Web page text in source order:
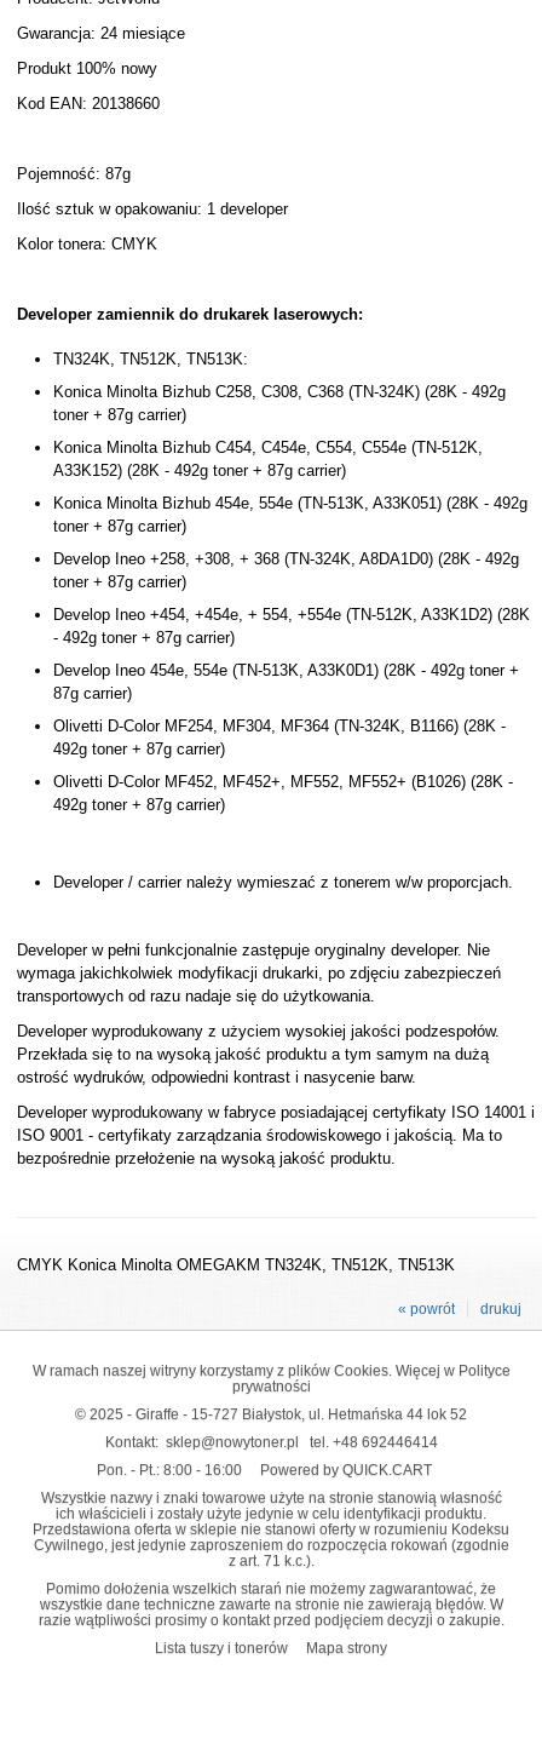
Gwarancja: 24 miesiące
Produkt 100% nowy
Kod EAN: 20138660
Pojemność: 87g
Ilość sztuk w opakowaniu: 1 developer
Kolor tonera: CMYK
Developer zamiennik do drukarek laserowych:
TN324K, TN512K, TN513K:
Konica Minolta Bizhub C258, C308, C368 (TN-324K) (28K - 492g
toner + 87g carrier)
Konica Minolta Bizhub C454, C454e, C554, C554e (TN-512K,
A33K152) (28K - 492g toner + 87g carrier)
Konica Minolta Bizhub 454e, 554e (TN-513K, A33K051) (28K - 492g
toner + 87g carrier)
Develop Ineo +258, +308, + 368 (TN-324K, A8DA1D0) (28K - 492g
toner + 87g carrier)
Develop Ineo +454, +454e, + 554, +554e (TN-512K, A33K1D2) (28K
- 492g toner + 87g carrier)
Develop Ineo 454e, 554e (TN-513K, A33K0D1) (28K - 492g toner +
87g carrier)
Olivetti D-Color MF254, MF304, MF364 (TN-324K, B1166) (28K -
492g toner + 87g carrier)
Olivetti D-Color MF452, MF452+, MF552, MF552+ (B1026) (28K -
492g toner + 87g carrier)
Developer / carrier należy wymieszać z tonerem w/w proporcjach.
Developer w pełni funkcjonalnie zastępuje oryginalny developer. Nie
wymaga jakichkolwiek modyfikacji drukarki, po zdjęciu zabezpieczeń
transportowych od razu nadaje się do użytkowania.
Developer wyprodukowany z użyciem wysokiej jakości podzespołów.
Przekłada się to na wysoką jakość produktu a tym samym na dużą
ostrość wydruków, odpowiedni kontrast i nasycenie barw.
Developer wyprodukowany w fabryce posiadającej certyfikaty ISO 14001 i
ISO 9001 - certyfikaty zarządzania środowiskowego i jakością. Ma to
bezpośrednie przełożenie na wysoką jakość produktu.
CMYK Konica Minolta OMEGAKM TN324K, TN512K, TN513K
drukuj
« powrót
W ramach naszej witryny korzystamy z plików Cookies. Więcej w Polityce
prywatności
© 2025 - Giraffe - 15-727 Białystok, ul. Hetmańska 44 lok 52
Kontakt: sklep@nowytoner.pl tel. +48 692446414
Pon. - Pt.: 8:00 - 16:00
Powered by QUICK.CART
Wszystkie nazwy i znaki towarowe użyte na stronie stanowią własność
ich właścicieli i zostały użyte jedynie w celu identyfikacji produktu.
Przedstawiona oferta w sklepie nie stanowi oferty w rozumieniu Kodeksu
Cywilnego, jest jedynie zaproszeniem do rozpoczęcia rokowań (zgodnie
z art. 71 k.c.).
Pomimo dołożenia wszelkich starań nie możemy zagwarantować, że
wszystkie dane techniczne zawarte na stronie nie zawierają błędów. W
razie wątpliwości prosimy o kontakt przed podjęciem decyzji o zakupie.
Lista tuszy i tonerów
Mapa strony